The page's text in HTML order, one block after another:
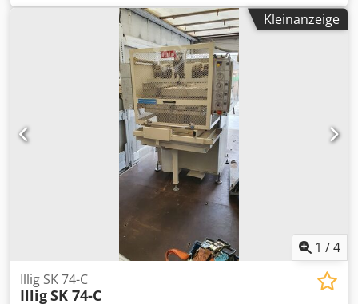
Baujahr: 1990 Antrieb Motor: 1,24 kW Abmessungen: L
1.600 x B 1.135 x H 2.710 mm Leergewicht: 500 kg Tech.
Dokumentation: Ja Bemerkung: Heizleistung: 4,5 kW (15
keramische Flächenstrahler) Vakuumanlage: Grad des
Vakuums max. 0,95 kp/cm2 Formate: Formfläche: 405×500
mm Kartongröße: 400×495 mm Folienbreite: 445 mm
Ziehtiefe positiv: 150 mm Ziehtiefe negativ: 150 mm
Verpackungshöhe: 150 mm Folienrollendurchm.: 400 mm
(Blister) Folienrollendurchm.: 350 mm (Skin) Folienrollen-
Kerndurchm.: 70 mm Zustand: Gebraucht Preis: Auf
Anfrage Crodpoxm Sa Hefx Alcof
Kleinanzeige
1 /4
Illig SK 74-C
IlligSK 74-C